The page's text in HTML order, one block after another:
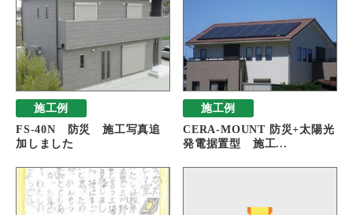
サイトマップ
施工例
FS-40N 防災 施工写真追
加しました
施工例
CERA-MOUNT 防災+太陽光
発電据置型 施工...